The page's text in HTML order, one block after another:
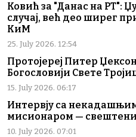
Ковић за "Данас на РТ":
случај, већ део ширег
КиМ
25. July 2026. 12:54
Протојереј Питер
Богословији Свете
15. July 2026. 06:17
Интервју са
мисионаром —
10. July 2026. 07:01